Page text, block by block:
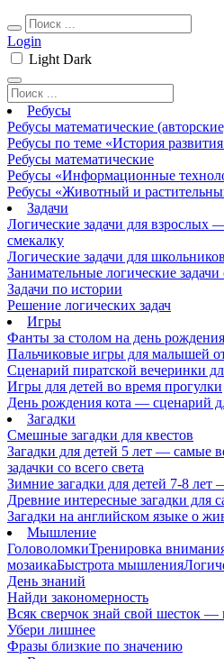
Login
Light Dark
Ребусы
Ребусы математические
Ребусы по теме «История
Ребусы математические
Ребусы «Информационные
Ребусы «Животный и
Задачи
Логические задачи для взрослых
смекалку
Логические задачи для
Занимательные логические задачи
Задачи по истории
Решение логических задач
Игры
Фанты за столом на день рождения
Пальчиковые игры для малышей
Сценарий пиратской вечеринки
Игры для детей во время прогулки
День рождения кота — сценарий
Загадки
Смешные загадки для квестов
Загадки для детей 5 лет — самые
задачки со всего света
Зимние загадки для детей 7-8 лет
Древние интересные загадки для
Загадки на английском языке о
Мышление
ГоловоломкиТренировка
мозаикаБыстрота мышления
День знаний
Найди закономерность
Всяк сверчок знай свой шесток —
Убери лишнее
Фразы близкие по значению